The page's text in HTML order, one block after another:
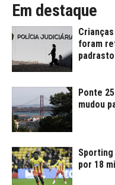
Em destaque
foram
Ponte
mudou
por 18